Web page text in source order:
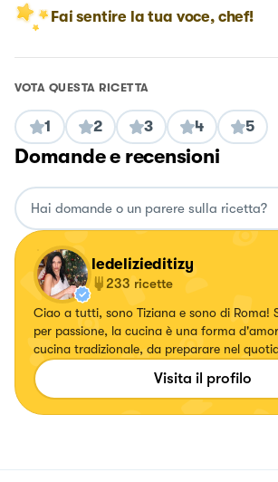
Fai sentire la tua voce, chef!
VOTA QUESTA RICETTA
1 2 3 4 5
Domande e recensioni
ledelizieditizy
233 ricette
Ciao a tutti, sono Tiziana e sono di Roma!
per passione, la cucina è una forma
cucina tradizionale, da preparare nel
Visita il profilo